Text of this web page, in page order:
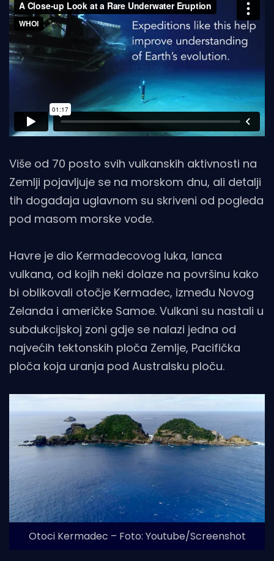
Više od 70 posto svih vulkanskih aktivnosti na
Zemlji pojavljuje se na morskom dnu, ali detalji
tih događaja uglavnom su skriveni od pogleda
pod masom morske vode.
Havre je dio Kermadecovog luka, lanca
vulkana, od kojih neki dolaze na površinu kako
bi oblikovali otočje Kermadec, između Novog
Zelanda i američke Samoe. Vulkani su nastali u
subdukcijskoj zoni gdje se nalazi jedna od
najvećih tektonskih ploča Zemlje, Pacifička
ploča koja uranja pod Australsku ploču.
Otoci Kermadec – Foto: Youtube/Screenshot